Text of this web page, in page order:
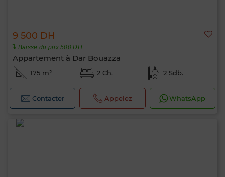
9 500 DH
Baisse du prix 500 DH
Appartement à Dar Bouazza
175 m² 2 Ch. 2 Sdb.
Contacter Appelez WhatsApp